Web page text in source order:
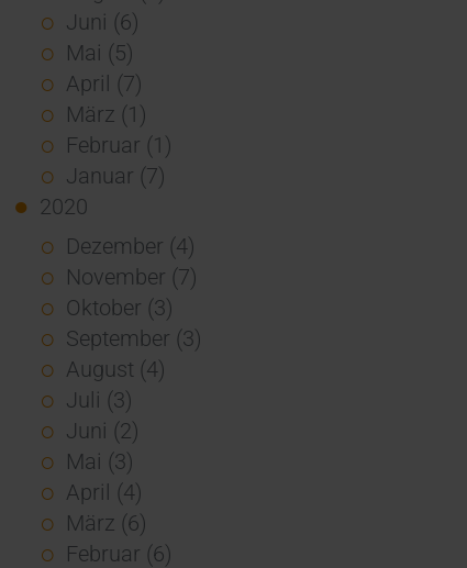
Juni (6)
Mai (5)
April (7)
März (1)
Februar (1)
Januar (7)
2020
Dezember (4)
November (7)
Oktober (3)
September (3)
August (4)
Juli (3)
Juni (2)
Mai (3)
April (4)
März (6)
Februar (6)